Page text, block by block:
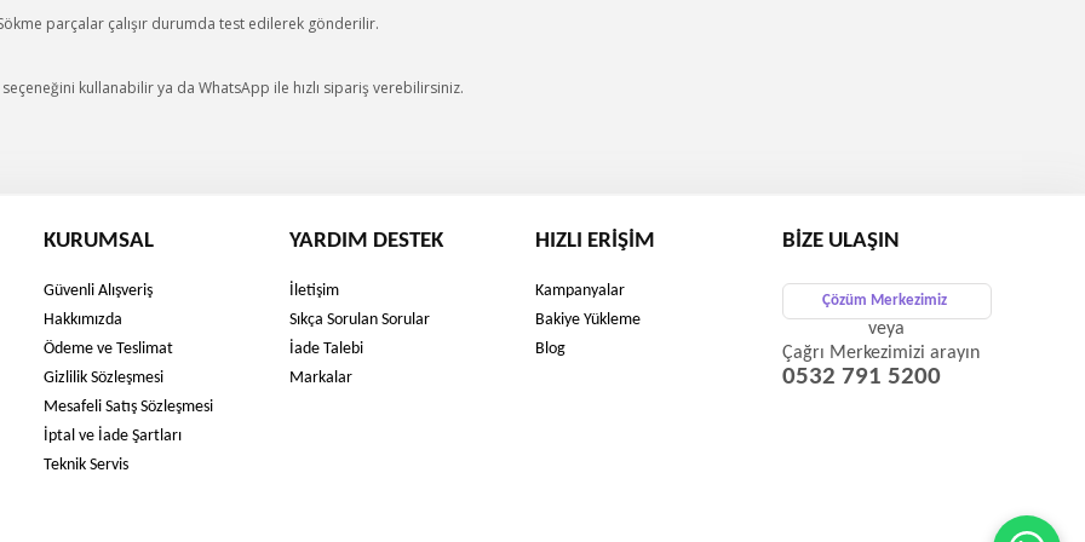
parçalar çalışır durumda test edilerek gönderilir.
kullanabilir ya da WhatsApp ile hızlı sipariş verebilirsiniz.
KURUMSAL
Güvenli Alışveriş
Hakkımızda
Ödeme ve Teslimat
Gizlilik Sözleşmesi
Mesafeli Satış Sözleşmesi
İptal ve İade Şartları
Teknik Servis
YARDIM DESTEK
İletişim
Sıkça Sorulan Sorular
İade Talebi
Markalar
HIZLI ERIŞIM
Kampanyalar
Bakiye Yükleme
Blog
BIZE ULAŞIN
Çözüm Merkezimiz
veya
Çağrı Merkezimizi arayın
0532 791 5200